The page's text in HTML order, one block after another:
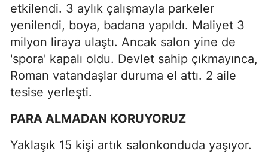
etkilendi. 3 aylık çalışmayla parkeler
yenilendi, boya, badana yapıldı. Maliyet 3
milyon liraya ulaştı. Ancak salon yine de
'spora' kapalı oldu. Devlet sahip çıkmayınca,
Roman vatandaşlar duruma el attı. 2 aile
tesise yerleşti.
PARA ALMADAN KORUYORUZ
Yaklaşık 15 kişi artık salonkonduda yaşıyor.